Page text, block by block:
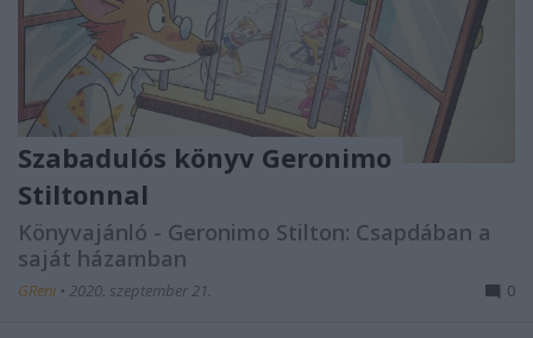
Szabadulós könyv Geronimo
Stiltonnal
Könyvajánló - Geronimo Stilton: Csapdában a
saját házamban
GReni • 2020. szeptember 21. 0